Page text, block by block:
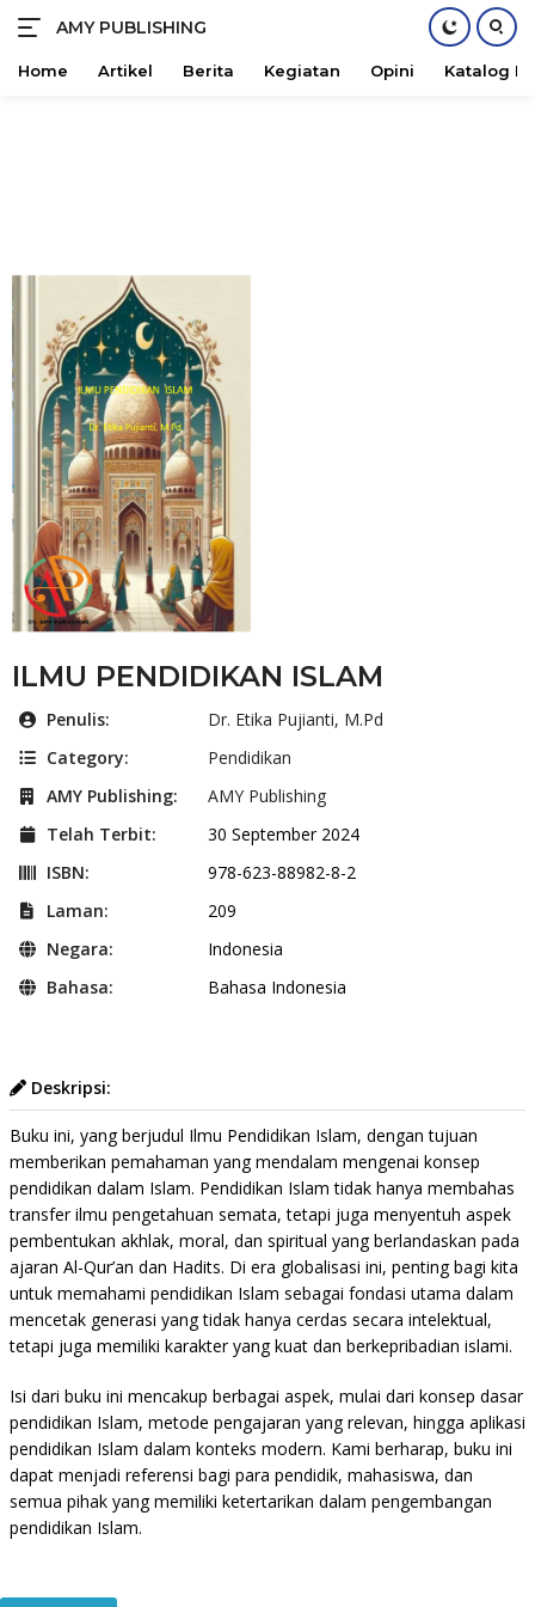
AMY PUBLISHING
Maju
Bersama
Home Artikel Berita Kegiatan Opini Katalog
ILMU PENDIDIKAN ISLAM
Penulis:
Dr. Etika Pujianti, M.Pd
Category:
Pendidikan
AMY Publishing:
AMY Publishing
Telah Terbit:
30 September 2024
ISBN:
978-623-88982-8-2
Laman:
209
Negara:
Indonesia
Bahasa:
Bahasa Indonesia
Deskripsi:
Buku ini, yang berjudul Ilmu Pendidikan Islam, dengan tujuan
memberikan pemahaman yang mendalam mengenai konsep
pendidikan dalam Islam. Pendidikan Islam tidak hanya membahas
transfer ilmu pengetahuan semata, tetapi juga menyentuh aspek
pembentukan akhlak, moral, dan spiritual yang berlandaskan pada
ajaran Al-Qur’an dan Hadits. Di era globalisasi ini, penting bagi kita
untuk memahami pendidikan Islam sebagai fondasi utama dalam
mencetak generasi yang tidak hanya cerdas secara intelektual,
tetapi juga memiliki karakter yang kuat dan berkepribadian islami.
Isi dari buku ini mencakup berbagai aspek, mulai dari konsep dasar
pendidikan Islam, metode pengajaran yang relevan, hingga aplikasi
pendidikan Islam dalam konteks modern. Kami berharap, buku ini
dapat menjadi referensi bagi para pendidik, mahasiswa, dan
semua pihak yang memiliki ketertarikan dalam pengembangan
pendidikan Islam.